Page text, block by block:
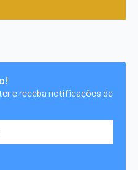
e receba notificações de